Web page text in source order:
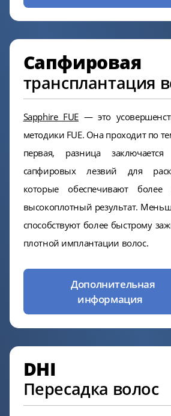
Сапфировая
трансплантация
Sapphire FUE— это
методики FUE. Она проходит по
первая, разница
сапфировых лезвий для
которые обеспечивают более
высокоплотный результат.
способствуют более быстрому
плотной имплантации волос.
Дополнительная
информация
DHI
Пересадка волос